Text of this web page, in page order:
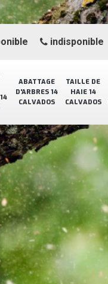
ABATTAGE
D'ARBRES 14
CALVADOS
TAILLE DE
HAIE 14
CALVADOS
indisponible